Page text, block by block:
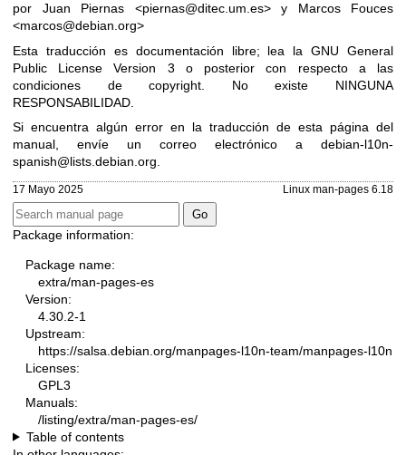
por Juan Piernas <piernas@ditec.um.es> y Marcos Fouces
<marcos@debian.org>
Esta traducción es documentación libre; lea laGNU General
Public License Version 3 o posterior con respecto a las
condiciones de copyright. No existe NINGUNA
RESPONSABILIDAD.
Si encuentra algún error en la traducción de esta página del
manual, envíe un correo electrónico a debian-l10n-
spanish@lists.debian.org.
17 Mayo 2025 Linux man-pages 6.18
Package information:
Package name:
extra/man-pages-es
Version:
4.30.2-1
Upstream:
https://salsa.debian.org/manpages-l10n-team/manpages-l10n
Licenses:
GPL3
Manuals:
/listing/extra/man-pages-es/
Table of contents